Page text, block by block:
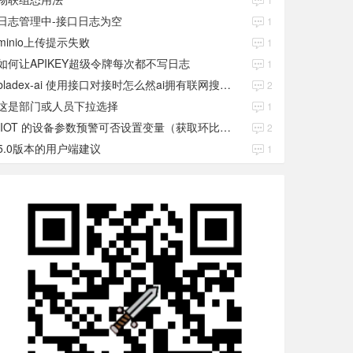
志管理中-接口日志为空 1
上传提示失败 1
何让APIKEY超级令牌每次都不写日志 1
bladex-ai 使用接口对接时怎么然ai拥有联网搜索功能 2
是部门或人员下拉选择 1
IIOT 的设备参数预警可否设置变量（获取环比数值） 2
版本的用户端建议 1